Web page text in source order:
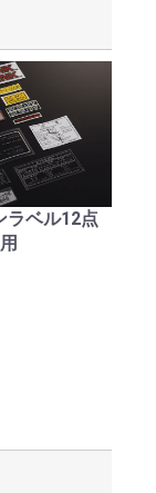
ラベル12点